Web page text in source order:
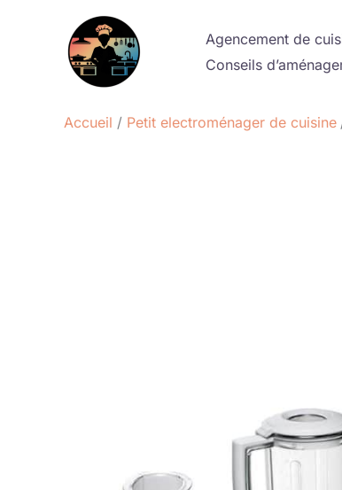
Agencement de
Conseils
Accueil Petit electroménager de cuisine